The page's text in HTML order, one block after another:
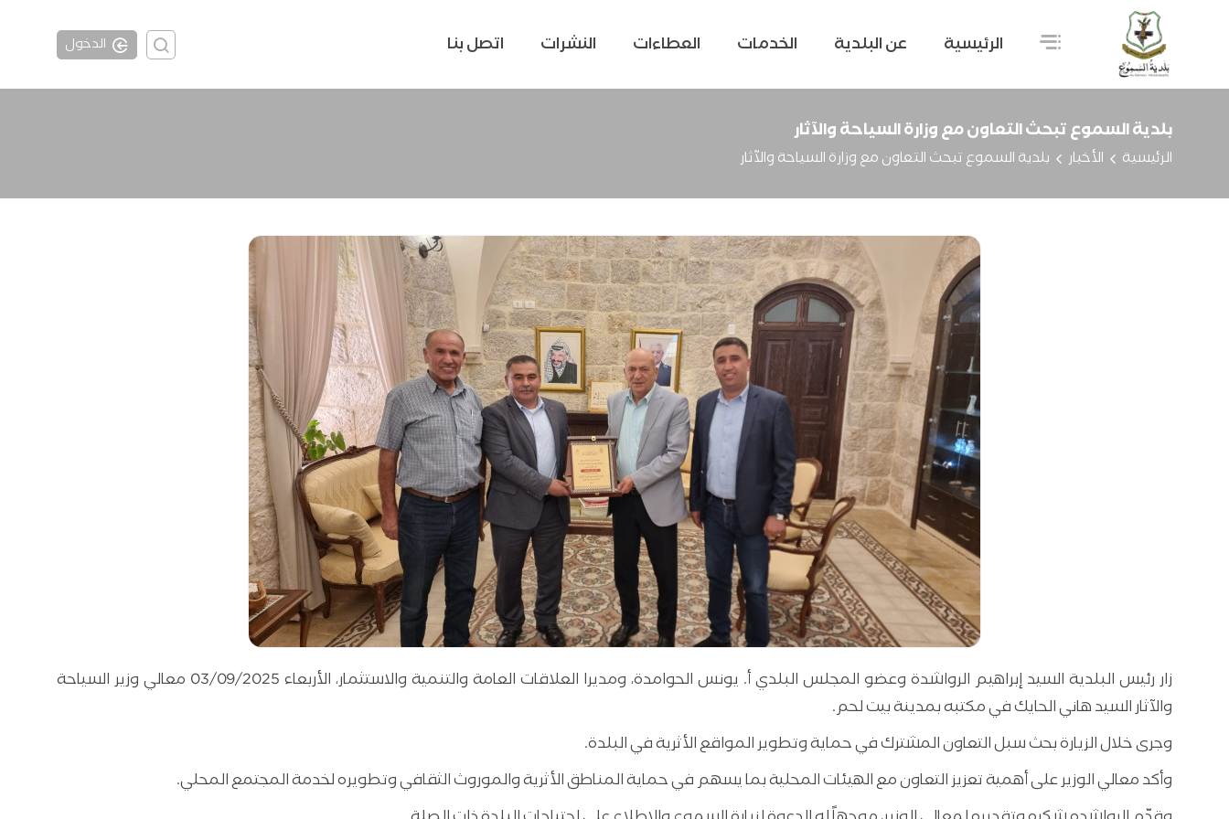
الرئيسية عن البلدية الخدمات العطاءات النشرات اتصل بنا الدخول
بلدية السموع تبحث التعاون مع وزارة السياحة والآثار
الرئيسية الأخبار بلدية السموع تبحث التعاون مع وزارة السياحة والآثار
زار رئيس البلدية السيد إبراهيم الرواشدة وعضو المجلس البلدي أ. يونس الحوامدة، ومديرا العلاقات العامة والتنمية والاستثمار، الأربعاء 03/09/2025 معالي وزير السياحة
والآثار السيد هاني الحايك في مكتبه بمدينة بيت لحم.
وجرى خلال الزيارة بحث سبل التعاون المشترك في حماية وتطوير المواقع الأثرية في البلدة.
وأكد معالي الوزير على أهمية تعزيز التعاون مع الهيئات المحلية بما يسهم في حماية المناطق الأثرية والموروث الثقافي وتطويره لخدمة المجتمع المحلي.